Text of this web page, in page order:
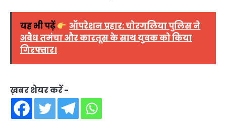
यह भी पढ़ें
ऑपरेशन प्रहार: चोरगलिया पुलिस ने
अवैध तमंचा और कारतूस के साथ युवक को किया
गिरफ्तार।
ख़बर शेयर करें -